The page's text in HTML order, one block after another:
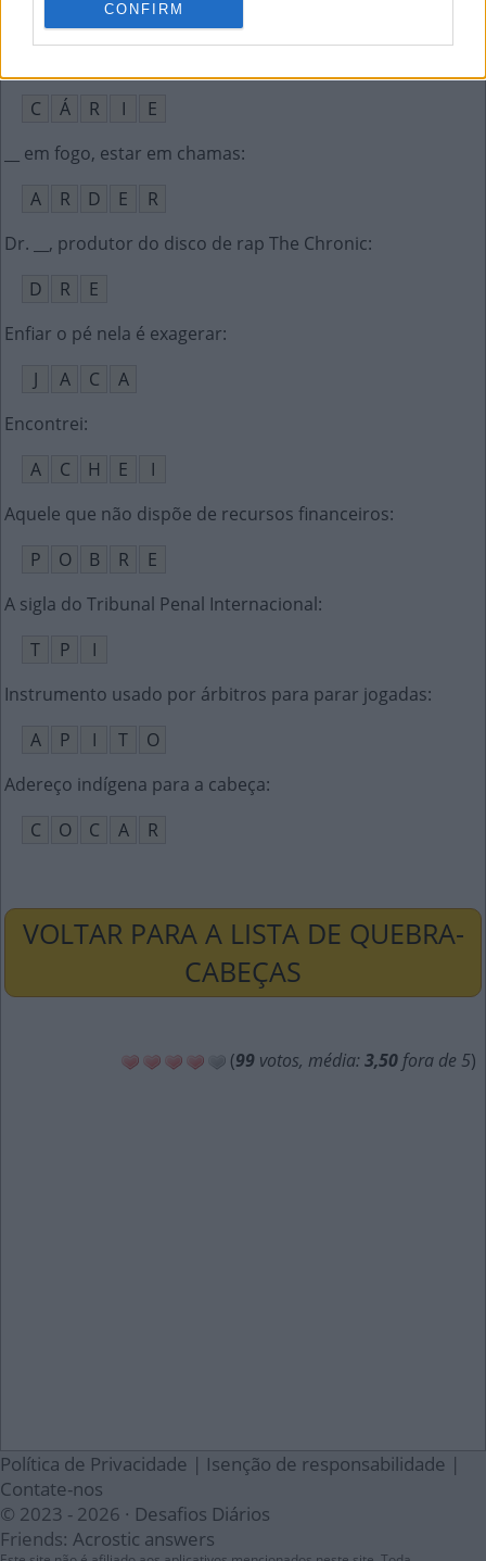
CONFIRM
C
Á R I
E
__ em fogo, estar em chamas:
A
R D E
R
Dr. __, produtor do disco de rap The Chronic:
D
R
E
Enfiar o pé nela é exagerar:
J
A C
A
Encontrei:
A
C H E
I
Aquele que não dispõe de recursos financeiros:
P
O B R
E
A sigla do Tribunal Penal Internacional:
T
P
I
Instrumento usado por árbitros para parar jogadas:
A
P I T
O
Adereço indígena para a cabeça:
C
O C A R
VOLTAR PARA A LISTA DE QUEBRA-
CABEÇAS
(99 votos, média: 3,50 fora de 5)
Política de Privacidade | Isenção de responsabilidade |
Contate-nos
© 2023 - 2026 · Desafios Diários
Friends: Acrostic answers